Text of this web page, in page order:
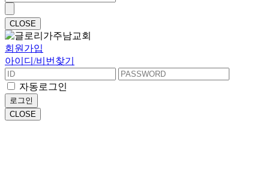
CLOSE
회원가입
아이디/비번찾기
자동로그인
로그인
CLOSE